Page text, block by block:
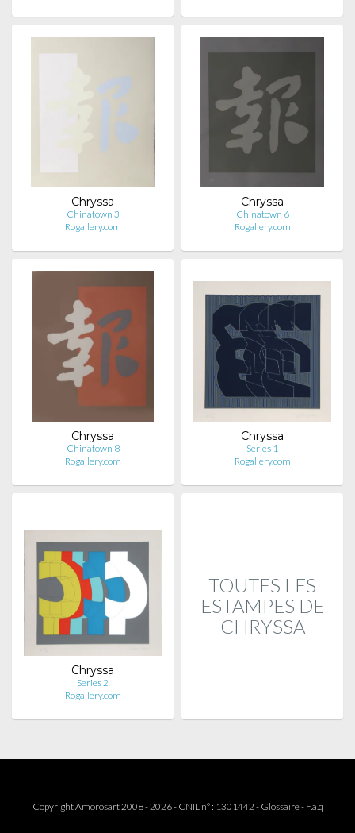
Chryssa
Chinatown 3
Rogallery.com
Chryssa
Chinatown 6
Rogallery.com
Chryssa
Chinatown 8
Rogallery.com
Chryssa
Series 1
Rogallery.com
Chryssa
Series 2
Rogallery.com
TOUTES LES
ESTAMPES DE
CHRYSSA
Copyright Amorosart 2008 - 2026 - CNIL n° : 1301442 - Glossaire- F.a.q